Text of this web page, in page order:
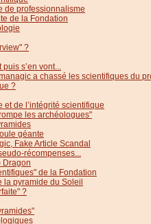
de professionnalisme
de la Fondation
?
s’en vont...
a chassé les scientifiques du
?
et de l’intégrité scientifique
les archéologues"
géante
Fake Article Scandal
récompenses...
Dragon
de la Fondation
la pyramide du Soleil
?